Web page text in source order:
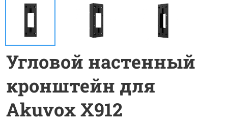
Угловой настенный
кронштейн для
Akuvox X912